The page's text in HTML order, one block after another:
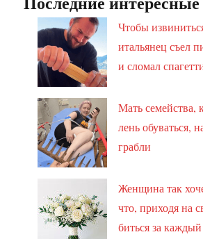
Чтобы
итальянец съел
и сломал
Мать семейства,
лень обуваться,
грабли
Женщина так
что, приходя на
биться за